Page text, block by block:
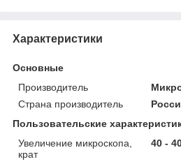
Характеристики
Основные
Производитель
Страна производитель
Пользовательские
Увеличение микроскопа,
крат
40 -